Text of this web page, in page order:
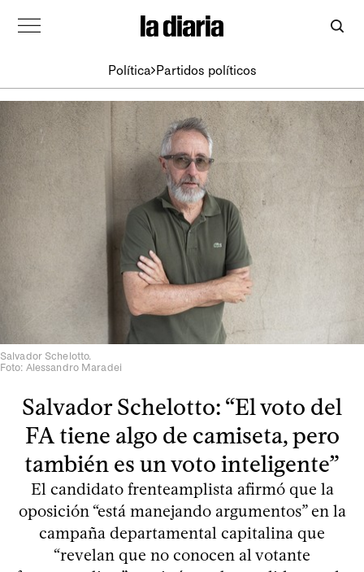
Política Partidos políticos
Salvador Schelotto.
Foto: Alessandro Maradei
Salvador Schelotto: “El voto del
FA tiene algo de camiseta, pero
también es un voto inteligente”
El candidato frenteamplista afirmó que la
oposición “está manejando argumentos” en la
campaña departamental capitalina que
“revelan que no conocen al votante